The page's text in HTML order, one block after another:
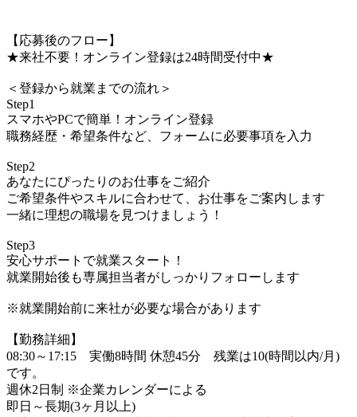
【応募後のフロー】
★来社不要！オンライン登録は24時間受付中★
＜登録から就業までの流れ＞
Step1
スマホやPCで簡単！オンライン登録
職務経歴・希望条件など、フォームに必要事項を入力
Step2
あなたにぴったりのお仕事をご紹介
ご希望条件やスキルに合わせて、お仕事をご案内します
一緒に理想の職場を見つけましょう！
Step3
安心サポートで就業スタート！
就業開始後も専属担当者がしっかりフォローします
※就業開始前に来社が必要な場合があります
【勤務詳細】
08:30～17:15 実働8時間 休憩45分 残業は10(時間以内/月)
です。
週休2日制 ※企業カレンダーによる
即日～長期(3ヶ月以上)